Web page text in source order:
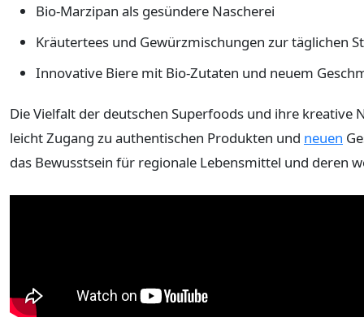
Bio-Marzipan als gesündere Nascherei
Kräutertees und Gewürzmischungen zur täglichen
Innovative Biere mit Bio-Zutaten und neuem
Die Vielfalt der deutschen Superfoods und ihre kreative
leicht Zugang zu authentischen Produkten und neuen
das Bewusstsein für regionale Lebensmittel und deren